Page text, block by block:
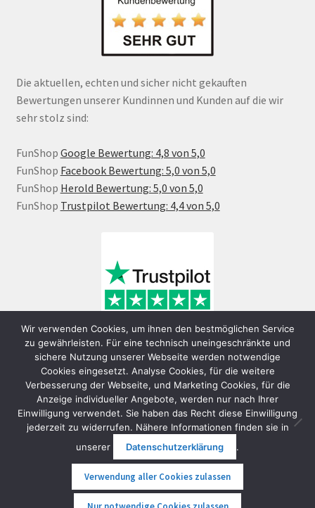
Die aktuellen, echten und sicher nicht gekauften
Bewertungen unserer Kundinnen und Kunden auf die wir
sehr stolz sind:
FunShop Google Bewertung: 4,8 von 5,0
FunShop Facebook Bewertung: 5,0 von 5,0
FunShop Herold Bewertung: 5,0 von 5,0
FunShop Trustpilot Bewertung: 4,4 von 5,0
© FunShop Wien - Hochqualitative Elektromobilität 2026
Datenschutzerklärung
Erstellt mit WooCommerce
Wir verwenden Cookies, um ihnen den bestmöglichen Service
zu gewährleisten. Für eine technisch uneingeschränkte und
sichere Nutzung unserer Webseite werden notwendige
Cookies eingesetzt. Analyse Cookies, für die weitere
Verbesserung der Webseite, und Marketing Cookies, für die
Anzeige individueller Angebote, werden nur nach Ihrer
Einwilligung verwendet. Sie haben das Recht diese Einwilligung
jederzeit zu widerrufen. Nähere Informationen finden sie in
unserer
Datenschutzerklärung .
Verwendung aller Cookies zulassen